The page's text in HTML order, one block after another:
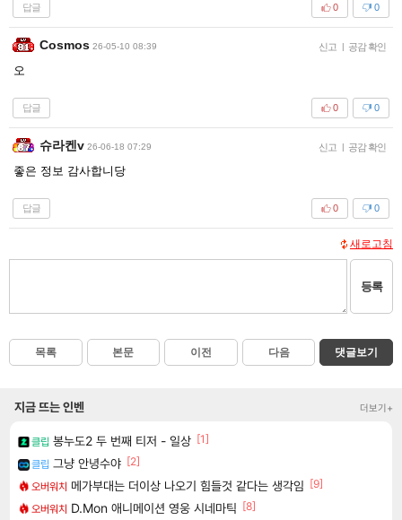
답글 0
0
Cosmos 26-05-10 08:39 신고 | 공감 확인
오
답글 0
0
슈라켄v 26-06-18 07:29 신고 | 공감 확인
좋은 정보 감사합니당
답글 0
0
새로고침
등록
목록 본문 이전 다음 댓글보기
지금 뜨는 인벤 더보기+
클립 봉누도2 두 번째 티저 - 일상 [1]
클립 그냥 안녕수야 [2]
오버워치 메가부대는 더이상 나오기 힘들것 같다는 생각임 [9]
오버워치 D.Mon 애니메이션 영웅 시네마틱 [8]